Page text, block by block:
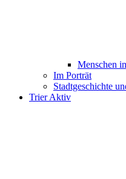
Menschen
Im Porträt
Stadtgeschichte
Trier Aktiv